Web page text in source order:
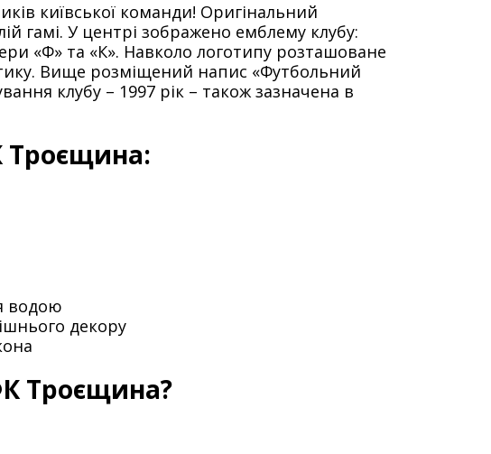
київської команди! Оригінальний
гамі. У центрі зображено емблему клубу:
«Ф» та «К». Навколо логотипу розташоване
Вище розміщений напис «Футбольний
клубу – 1997 рік – також зазначена в
Троєщина:
водою
декору
Троєщина?